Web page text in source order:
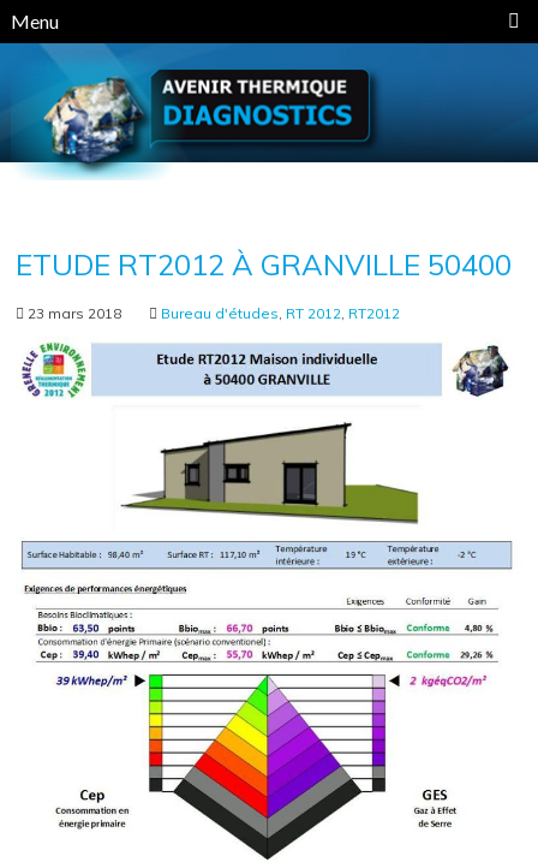
Menu
ETUDE RT2012 À GRANVILLE 50400
23 mars 2018 Bureau d'études RT 2012 RT2012
Panneau de gestion des cookies